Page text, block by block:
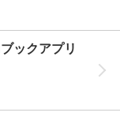
ックアプリ